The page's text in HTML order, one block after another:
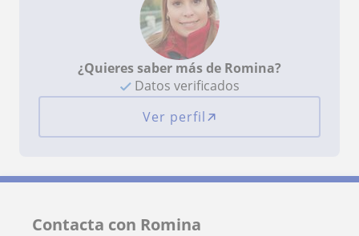
¿Quieres saber más de Romina?
Datos verificados
Ver perfil
Contacta con Romina